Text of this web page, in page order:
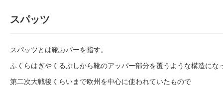
スパッツ
スパッツとは靴カバーを指す。
ふくらはぎやくるぶしから靴のアッパー部分を覆うような構造にな
第二次大戦後くらいまで欧州を中心に使われていたもので